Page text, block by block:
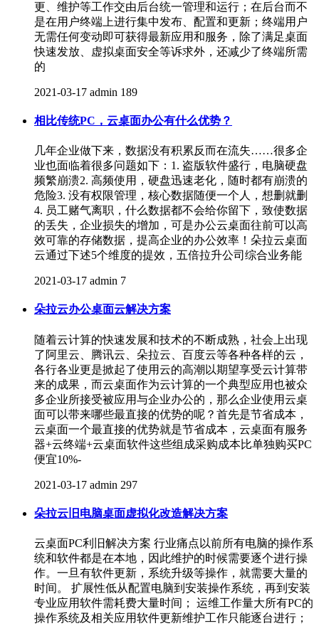
更、维护等工作交由后台统一管理和运行；在后台而不
是在用户终端上进行集中发布、配置和更新；终端用户
无需任何变动即可获得最新应用和服务，除了满足桌面
快速发放、虚拟桌面安全等诉求外，还减少了终端所需
的
2021-03-17 admin 189
相比传统PC，云桌面办公有什么优势？
几年企业做下来，数据没有积累反而在流失……很多企
业也面临着很多问题如下：1. 盗版软件盛行，电脑硬盘
频繁崩溃2. 高频使用，硬盘迅速老化，随时都有崩溃的
危险3. 没有权限管理，核心数据随便一个人，想删就删
4. 员工赌气离职，什么数据都不会给你留下，致使数据
的丢失，企业损失的增加，可是办公云桌面往前可以高
效可靠的存储数据，提高企业的办公效率！朵拉云桌面
云通过下述5个维度的提效，五倍拉升公司综合业务能
2021-03-17 admin 7
朵拉云办公桌面云解决方案
随着云计算的快速发展和技术的不断成熟，社会上出现
了阿里云、腾讯云、朵拉云、百度云等各种各样的云，
各行各业更是掀起了使用云的高潮以期望享受云计算带
来的成果，而云桌面作为云计算的一个典型应用也被众
多企业所接受被应用与企业办公的，那么企业使用云桌
面可以带来哪些最直接的优势的呢？首先是节省成本，
云桌面一个最直接的优势就是节省成本，云桌面有服务
器+云终端+云桌面软件这些组成采购成本比单独购买PC
便宜10%-
2021-03-17 admin 297
朵拉云旧电脑桌面虚拟化改造解决方案
云桌面PC利旧解决方案 行业痛点以前所有电脑的操作系
统和软件都是在本地，因此维护的时候需要逐个进行操
作。一旦有软件更新，系统升级等操作，就需要大量的
时间。 扩展性低从配置电脑到安装操作系统，再到安装
专业应用软件需耗费大量时间； 运维工作量大所有PC的
操作系统及相关应用软件更新维护工作只能逐台进行；